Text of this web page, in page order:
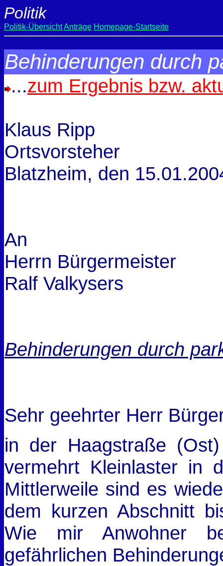
Politik
Politik-ÜbersichtAnträge Homepage-Startseite
Behinderungen durch
...zum Ergebnis bzw.
Klaus Ripp
Ortsvorsteher
Blatzheim, den
An
Herrn Bürgermeister
Ralf Valkysers
Behinderungen durch
Sehr geehrter Herr
in der Haagstraße
vermehrt Kleinlaster in
Mittlerweile sind es
dem kurzen Abschnitt
Wie mir Anwohner
gefährlichen